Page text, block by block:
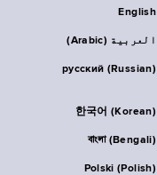
English
العربية (Arabic)
русский (Russian)
한국어 (Korean)
বাংলা (Bengali)
Polski (Polish)